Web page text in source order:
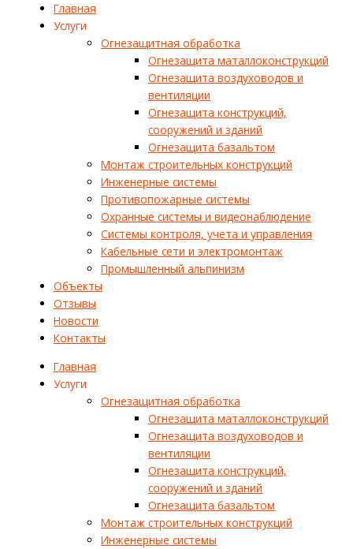
Главная
Услуги
Огнезащитная обработка
Огнезащита маталлоконструкций
Огнезащита воздуховодов и
вентиляции
Огнезащита конструкций,
сооружений и зданий
Огнезащита базальтом
Монтаж строительных конструкций
Инженерные системы
Противопожарные системы
Охранные системы и видеонаблюдение
Системы контроля, учета и управления
Кабельные сети и электромонтаж
Промышленный альпинизм
Объекты
Отзывы
Новости
Контакты
Главная
Услуги
Огнезащитная обработка
Огнезащита маталлоконструкций
Огнезащита воздуховодов и
вентиляции
Огнезащита конструкций,
сооружений и зданий
Огнезащита базальтом
Монтаж строительных конструкций
Инженерные системы